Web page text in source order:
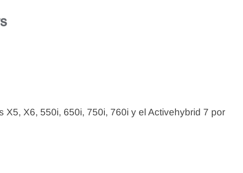
X5, X6, 550i, 650i, 750i, 760i y el Activehybrid 7 por